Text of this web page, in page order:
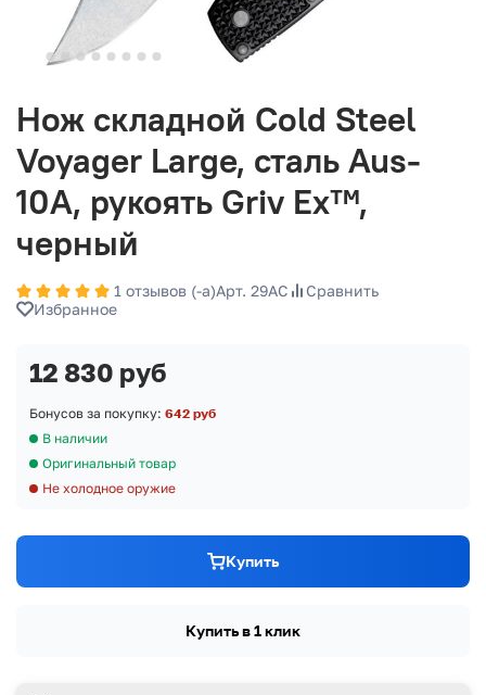
Нож складной Cold Steel
Voyager Large, сталь Aus-
10A, рукоять Griv Ex™,
черный
1 отзывов (-а)Арт. 29AC
Сравнить
Избранное
12 830 руб
Бонусов за покупку: 642 руб
В наличии
Оригинальный товар
Не холодное оружие
Купить
Купить в 1 клик